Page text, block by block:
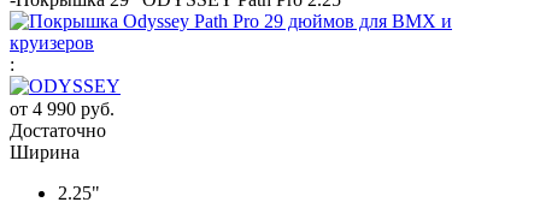
:
от 4 990 руб.
Достаточно
Ширина
2.25"